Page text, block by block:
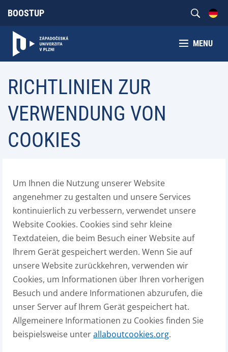
BOOSTUP
MENU
RICHTLINIEN ZUR
VERWENDUNG VON
COOKIES
Um Ihnen die Nutzung unserer Website
angenehmer zu gestalten und unsere Services
kontinuierlich zu verbessern, verwendet unsere
Website Cookies. Cookies sind sehr kleine
Textdateien, die beim Besuch einer Website auf
Ihrem Gerät gespeichert werden. Wenn Sie auf
unsere Website zurückkehren, verwenden wir
Cookies, um Informationen über Ihren vorherigen
Besuch und andere Informationen abzurufen, die
unser Server auf Ihrem Gerät gespeichert hat.
Allgemeinere Informationen zu Cookies finden Sie
beispielsweise unterallaboutcookies.org.